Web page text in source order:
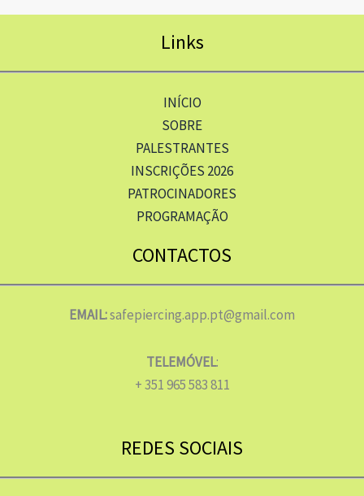
Links
INÍCIO
SOBRE
PALESTRANTES
INSCRIÇÕES 2026
PATROCINADORES
PROGRAMAÇÃO
CONTACTOS
EMAIL:safepiercing.app.pt@gmail.com
TELEMÓVEL:
+ 351 965 583 811
REDES SOCIAIS